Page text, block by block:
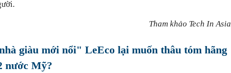
Tham khảo Tech In Asia
giàu mới nổi" LeEco lại muốn thâu tóm hãng
nước Mỹ?